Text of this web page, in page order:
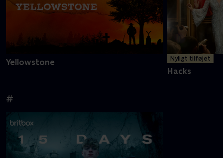
Yellowstone Nyligt tilføjet
Hacks
#